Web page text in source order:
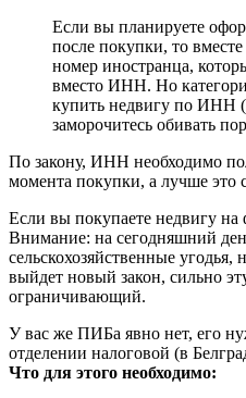
Если вы планируете
после покупки, то
номер иностранца,
вместо ИНН. Но
купить недвигу по ИНН
заморочитесь обивать
По закону, ИНН необходимо
момента покупки, а лучше это
Если вы покупаете недвигу
Внимание: на сегодняшний
сельскохозяйственные
выйдет новый закон, сильно
ограничивающий.
У вас же ПИБа явно нет, его
отделении налоговой (в
Что для этого необходимо: